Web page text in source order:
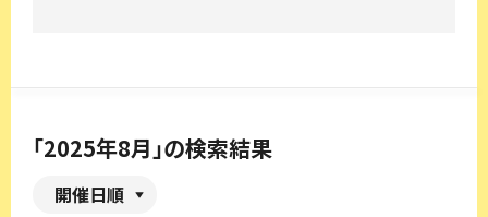
「2025年8月」の検索結果
開催日順